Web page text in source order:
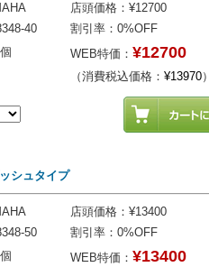
店頭価格：¥12700
40
割引率：0%OFF
WEB特価： ¥12700
（消費税込価格： ¥13970）
シュタイプ
店頭価格：¥13400
50
割引率：0%OFF
WEB特価： ¥13400